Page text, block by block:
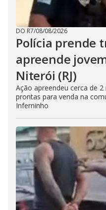
DO R7/08/08/2026
Polícia prende
apreende
Niterói (RJ)
Ação apreendeu cerca de
prontas para venda na
Inferninho